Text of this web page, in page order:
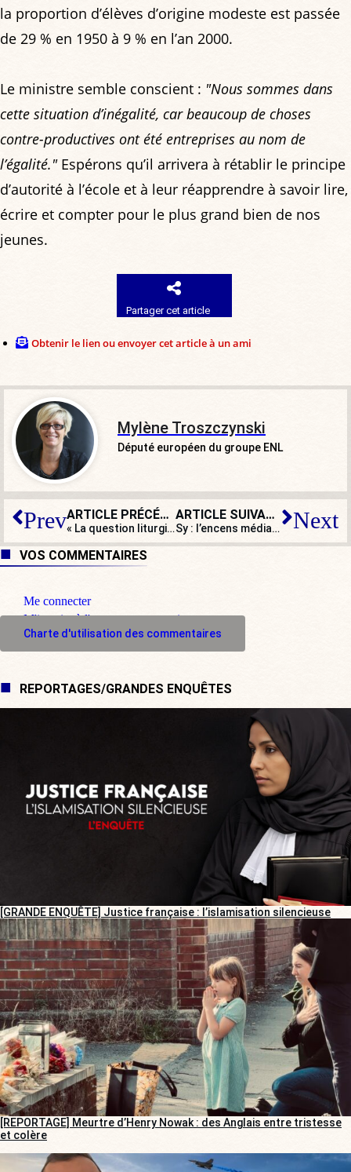
la proportion d’élèves d’origine modeste est passée
de 29 % en 1950 à 9 % en l’an 2000.
Le ministre semble conscient : "Nous sommes dans
cette situation d’inégalité, car beaucoup de choses
contre-productives ont été entreprises au nom de
l’égalité."Espérons qu’il arrivera à rétablir le principe
d’autorité à l’école et à leur réapprendre à savoir lire,
écrire et compter pour le plus grand bien de nos
jeunes.
Partager cet article
Obtenir le lien ou envoyer cet article à un ami
Mylène Troszczynski
Député européen du groupe ENL
Prev ARTICLE PRÉCÉDENT
« La question liturgique était une priorité pour Benoît XVI. Pas chez François »
ARTICLE SUIVANT
Sy : l’encens médiatique lui est monté à la tête Next
VOS COMMENTAIRES
Me connecter
M'inscrire à l'espace commentaire
Charte d'utilisation des commentaires
REPORTAGES/GRANDES ENQUÊTES
[GRANDE ENQUÊTE] Justice française : l’islamisation silencieuse
[REPORTAGE] Meurtre d’Henry Nowak : des Anglais entre tristesse
et colère